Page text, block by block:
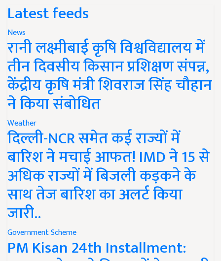
Latest feeds
News
रानी लक्ष्मीबाई कृषि विश्वविद्यालय में
तीन दिवसीय किसान प्रशिक्षण संपन्न,
केंद्रीय कृषि मंत्री शिवराज सिंह चौहान
ने किया संबोधित
Weather
दिल्ली-NCR समेत कई राज्यों में
बारिश ने मचाई आफत! IMD ने 15 से
अधिक राज्यों में बिजली कड़कने के
साथ तेज बारिश का अलर्ट किया
जारी..
Government Scheme
PM Kisan 24th Installment: